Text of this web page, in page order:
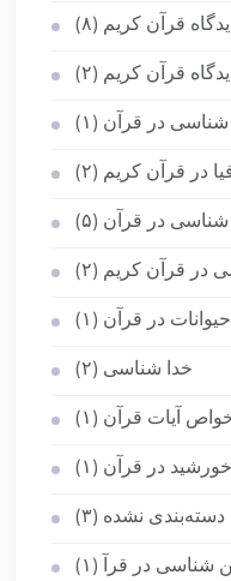
قرآن کریم (۸)
قرآن کریم (۲)
شناسی در قرآن (۱)
در قرآن کریم (۲)
شناسی در قرآن (۵)
در قرآن کریم (۲)
حیوانات در قرآن (۱)
خدا شناسی (۲)
آیات قرآن (۱)
خورشید در قرآن (۱)
دسته‌بندی نشده (۳)
شناسی در قرآ (۱)